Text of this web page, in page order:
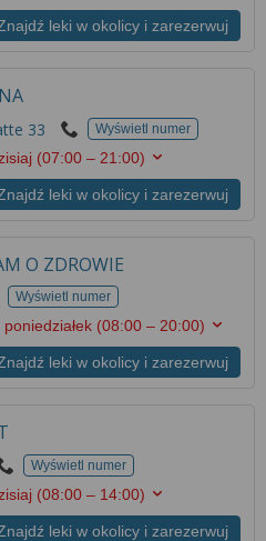
leki w okolicy i zarezerwuj
33 Wyświetl numer
(07:00 – 21:00)
leki w okolicy i zarezerwuj
O ZDROWIE
Wyświetl numer
(08:00 – 20:00)
leki w okolicy i zarezerwuj
Wyświetl numer
(08:00 – 14:00)
leki w okolicy i zarezerwuj